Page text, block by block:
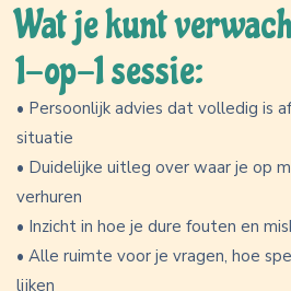
Wat je kunt
1-op-1 sessie:
• Persoonlijk advies dat volledig is
situatie
• Duidelijke uitleg over waar je op
verhuren
• Inzicht in hoe je dure fouten en
• Alle ruimte voor je vragen, hoe
lijken